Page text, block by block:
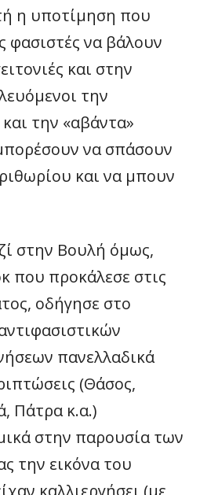
η υποτίμηση που
να βάλουν
και στην
την
την «αβάντα»
να σπάσουν
και να μπουν
στην Βουλή όμως,
που προκάλεσε στις
οδήγησε στο
πανελλαδικά
(Θάσος,
Πάτρα κ.α.)
στην παρουσία των
την εικόνα του
καλλιεργήσει (με